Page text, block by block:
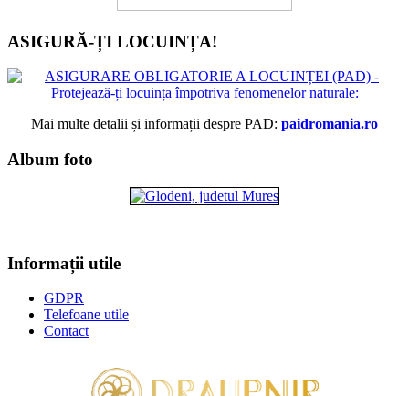
ASIGURĂ-ȚI LOCUINȚA!
Mai multe detalii și informații despre PAD: paidromania.ro
Album foto
Informații utile
GDPR
Telefoane utile
Contact